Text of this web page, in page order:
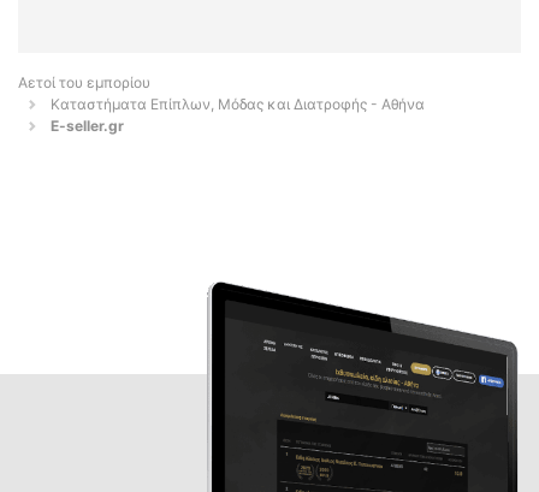
Αετοί του εμπορίου
Καταστήματα Επίπλων, Μόδας και Διατροφής - Αθήνα
E-seller.gr